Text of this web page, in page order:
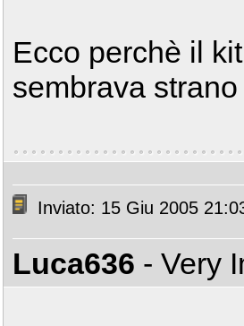
Ecco perchè il
sembrava strano
Inviato: 15 Giu 2005
Luca636 - Very